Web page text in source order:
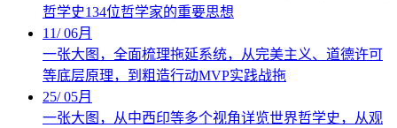
哲学史134位哲学家的重要思想
11/06月
一张大图，全面梳理拖延系统，从完美主义、道德许可
等底层原理，到粗造行动MVP实践战拖
25/05月
一张大图，从中西印等多个视角详览世界哲学史，从观